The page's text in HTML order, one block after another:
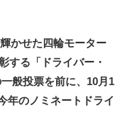
かせた四輪モーター
する「ドライバー・
般投票を前に、10月1
年のノミネートドライ